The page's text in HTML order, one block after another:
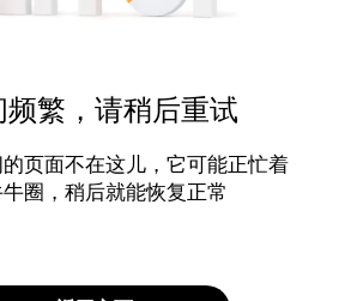
频繁，请稍后重试
页面不在这儿，它可能正忙着
圈，稍后就能恢复正常